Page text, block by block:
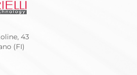
43
(FI)